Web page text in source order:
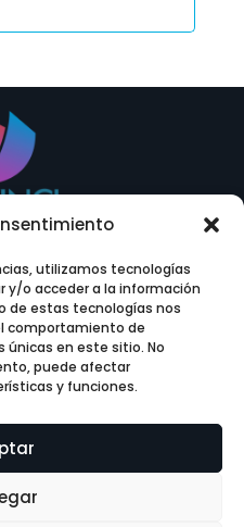
utilizamos tecnologías
y/o acceder a la información
de estas tecnologías nos
comportamiento de
en este sitio. No
puede afectar
y funciones.